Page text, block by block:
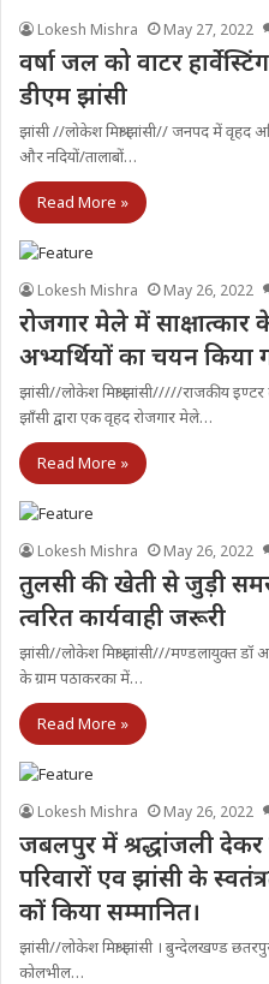
Lokesh Mishra May 27, 2022
वर्षा जल को वाटर
डीएम झांसी
झांसी //लाेकेश मिश्रा झांसी// जनपद में वृहद
और नदियों/तालाबों…
Read More »
Lokesh Mishra May 26, 2022
रोजगार मेले में
अभ्यर्थियों का चयन किया
झांसी//लोकेश मिश्रा झांसी/////राजकीय इण्टर
झाँसी द्वारा एक वृहद रोजगार मेले…
Read More »
Lokesh Mishra May 26, 2022
तुलसी की खेती से जुड़ी
त्वरित कार्यवाही जरूरी
झांसी//लोकेश मिश्रा झांसी///मण्डलायुक्त
के ग्राम पठाकरका में…
Read More »
Lokesh Mishra May 26, 2022
जबलपुर में श्रद्धांजली देकर
परिवारों एव झांसी के
कों किया सम्मानित।
झांसी//लोकेश मिश्रा झांसी । बुन्देलखण्ड
कोलभील…